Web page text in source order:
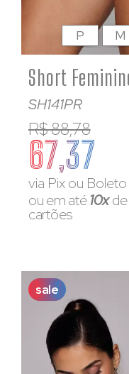
SH141PR
R$ 88,78
67,37
via Pix ou Boleto
ou em até10xde
cartões
P M
sale